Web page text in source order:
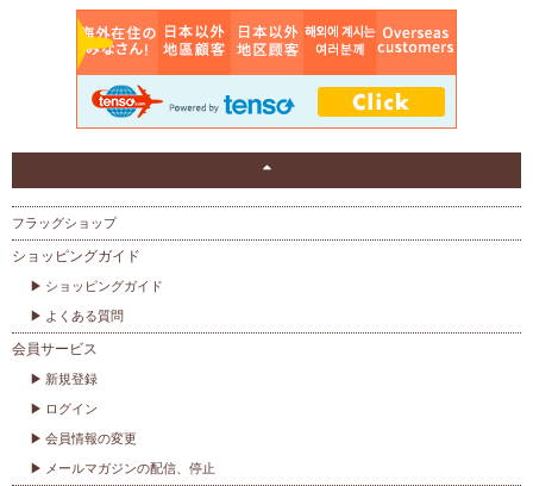
フラッグショップ
ショッピングガイド
ショッピングガイド
よくある質問
会員サービス
新規登録
ログイン
会員情報の変更
メールマガジンの配信、停止